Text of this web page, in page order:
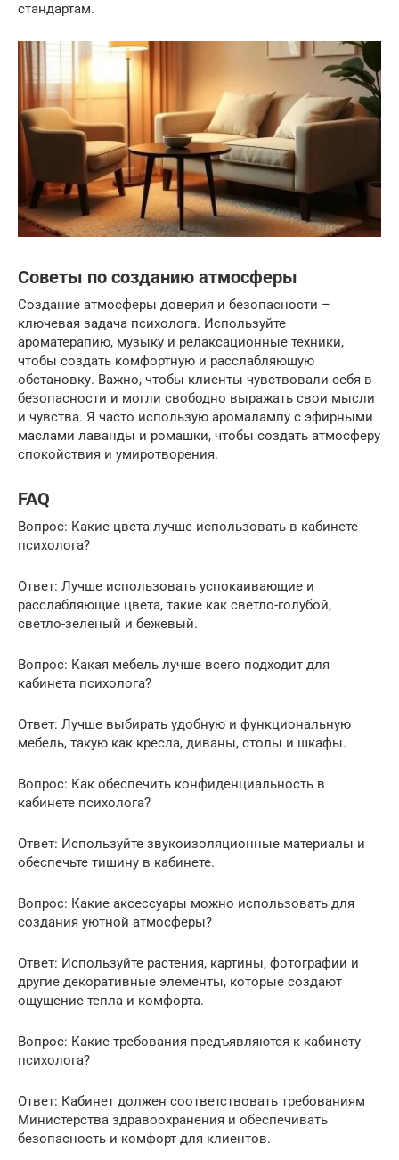
стандартам.
Советы по созданию атмосферы
Создание атмосферы доверия и безопасности –
ключевая задача психолога. Используйте
ароматерапию, музыку и релаксационные техники,
чтобы создать комфортную и расслабляющую
обстановку. Важно, чтобы клиенты чувствовали себя в
безопасности и могли свободно выражать свои мысли
и чувства. Я часто использую аромалампу с эфирными
маслами лаванды и ромашки, чтобы создать атмосферу
спокойствия и умиротворения.
FAQ
Вопрос: Какие цвета лучше использовать в кабинете
психолога?
Ответ: Лучше использовать успокаивающие и
расслабляющие цвета, такие как светло-голубой,
светло-зеленый и бежевый.
Вопрос: Какая мебель лучше всего подходит для
кабинета психолога?
Ответ: Лучше выбирать удобную и функциональную
мебель, такую как кресла, диваны, столы и шкафы.
Вопрос: Как обеспечить конфиденциальность в
кабинете психолога?
Ответ: Используйте звукоизоляционные материалы и
обеспечьте тишину в кабинете.
Вопрос: Какие аксессуары можно использовать для
создания уютной атмосферы?
Ответ: Используйте растения, картины, фотографии и
другие декоративные элементы, которые создают
ощущение тепла и комфорта.
Вопрос: Какие требования предъявляются к кабинету
психолога?
Ответ: Кабинет должен соответствовать требованиям
Министерства здравоохранения и обеспечивать
безопасность и комфорт для клиентов.